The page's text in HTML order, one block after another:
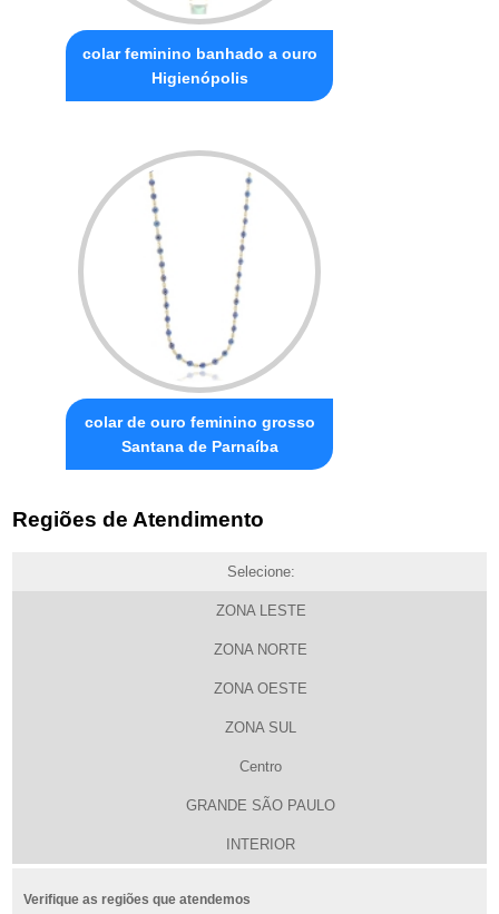
colar feminino banhado a ouro
Higienópolis
colar de ouro feminino grosso
Santana de Parnaíba
Regiões de Atendimento
Selecione:
ZONA LESTE
ZONA NORTE
ZONA OESTE
ZONA SUL
Centro
GRANDE SÃO PAULO
INTERIOR
Verifique as regiões que atendemos